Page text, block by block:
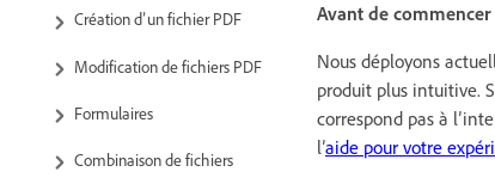
Création d’un fichier PDF
Modification de fichiers PDF
Formulaires
Combinaison de fichiers
Avant de commencer
Nous déployons
produit plus intuitive.
correspond pas à
l’aide pour votre